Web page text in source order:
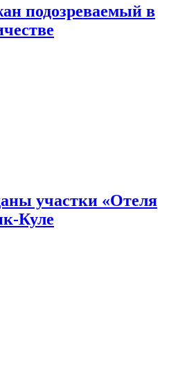
подозреваемый в
участки «Отеля
Куле